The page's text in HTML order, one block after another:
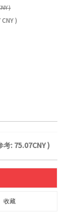
)
)
考: 75.07CNY )
收藏